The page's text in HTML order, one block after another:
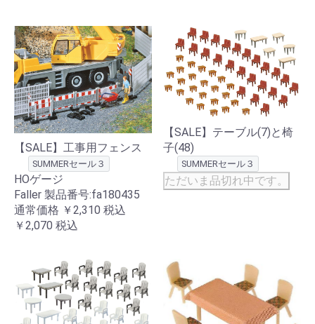
【SALE】工事用フェンス
SUMMERセール３
HOゲージ
Faller 製品番号:fa180435
通常価格 ￥2,310 税込
￥2,070 税込
【SALE】テーブル(7)と椅
子(48)
SUMMERセール３
ただいま品切れ中です。